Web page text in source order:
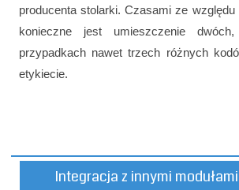
producenta stolarki. Czasami ze względu
konieczne jest umieszczenie
przypadkach nawet trzech różnych
etykiecie.
Integracja z innymi